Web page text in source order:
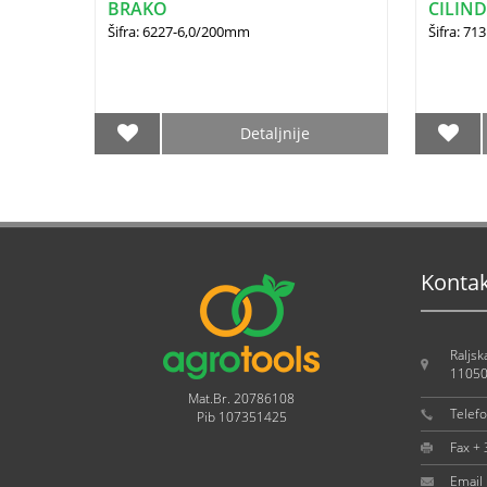
BRAKO
Šifra: 6227-6,0/200mm
Detaljnije
Šifra:
Mat.Br. 20786108
Pib 107351425
Fax +